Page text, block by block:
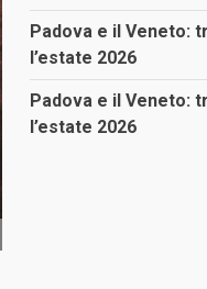
Padova e il Veneto:
l’estate 2026
Padova e il Veneto:
l’estate 2026